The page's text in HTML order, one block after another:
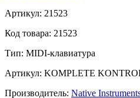
Артикул: 21523
Код товара: 21523
Тип: MIDI-клавиатура
Артикул: KOMPLETE
Производитель: Native